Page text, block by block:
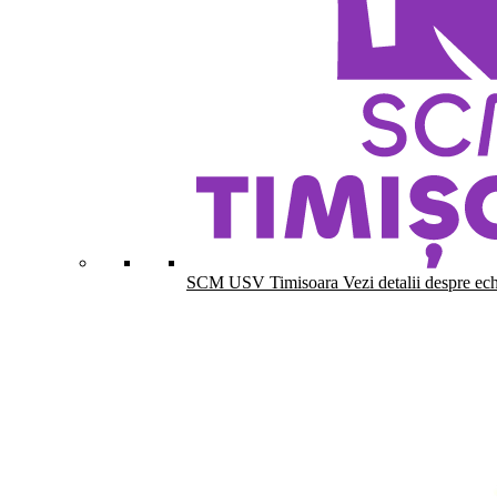
SCM USV Timisoara Vezi detalii despre